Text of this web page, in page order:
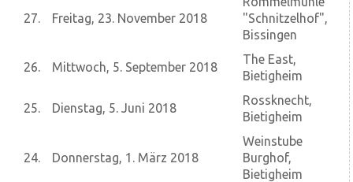
27. Freitag, 23. November 2018
"Schnitzelhof",
Bissingen
26. Mittwoch, 5. September 2018
The East,
Bietigheim
25. Dienstag, 5. Juni 2018
Rossknecht,
Bietigheim
24. Donnerstag, 1. März 2018
Weinstube
Burghof,
Bietigheim